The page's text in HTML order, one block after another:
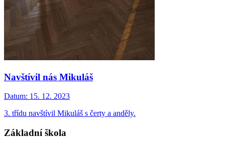
Navštívil nás Mikuláš
Datum: 15. 12. 2023
3. třídu navštívil Mikuláš s čerty a anděly.
Základní škola